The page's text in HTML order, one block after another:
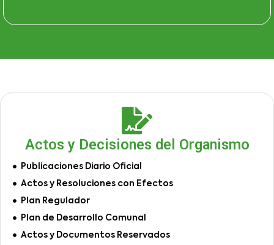
Actos y Decisiones del Organismo
Publicaciones Diario Oficial
Actos y Resoluciones con Efectos
Plan Regulador
Plan de Desarrollo Comunal
Actos y Documentos Reservados